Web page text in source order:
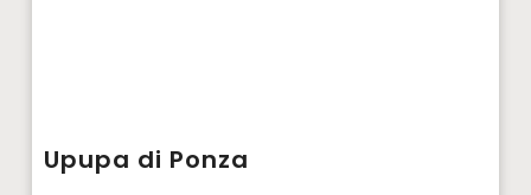
Upupa di Ponza